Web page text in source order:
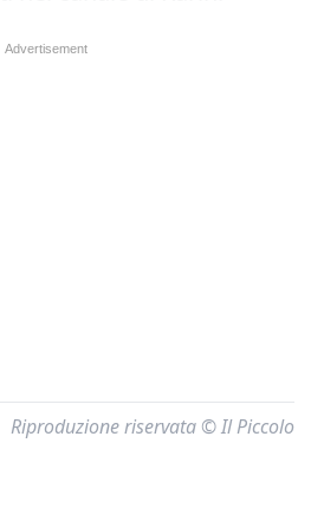
Riproduzione riservata © Il Piccolo